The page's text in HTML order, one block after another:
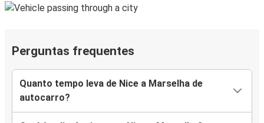
Perguntas frequentes
Quanto tempo leva de Nice a Marselha de
autocarro?